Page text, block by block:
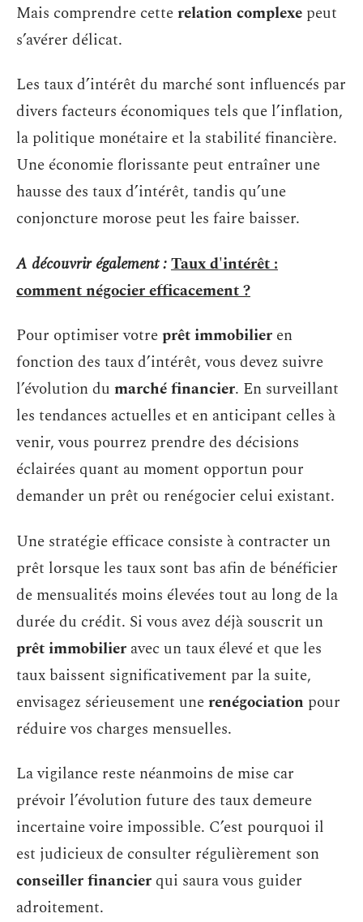
Mais comprendre cetterelation complexe peut
s’avérer délicat.
Les taux d’intérêt du marché sont influencés par
divers facteurs économiques tels que l’inflation,
la politique monétaire et la stabilité financière.
Une économie florissante peut entraîner une
hausse des taux d’intérêt, tandis qu’une
conjoncture morose peut les faire baisser.
A découvrir également :Taux d'intérêt :
comment négocier efficacement ?
Pour optimiser votreprêt immobilier en
fonction des taux d’intérêt, vous devez suivre
l’évolution du marché financier. En surveillant
les tendances actuelles et en anticipant celles à
venir, vous pourrez prendre des décisions
éclairées quant au moment opportun pour
demander un prêt ou renégocier celui existant.
Une stratégie efficace consiste à contracter un
prêt lorsque les taux sont bas afin de bénéficier
de mensualités moins élevées tout au long de la
durée du crédit. Si vous avez déjà souscrit un
prêt immobilier avec un taux élevé et que les
taux baissent significativement par la suite,
envisagez sérieusement unerenégociation pour
réduire vos charges mensuelles.
La vigilance reste néanmoins de mise car
prévoir l’évolution future des taux demeure
incertaine voire impossible. C’est pourquoi il
est judicieux de consulter régulièrement son
conseiller financier qui saura vous guider
adroitement.